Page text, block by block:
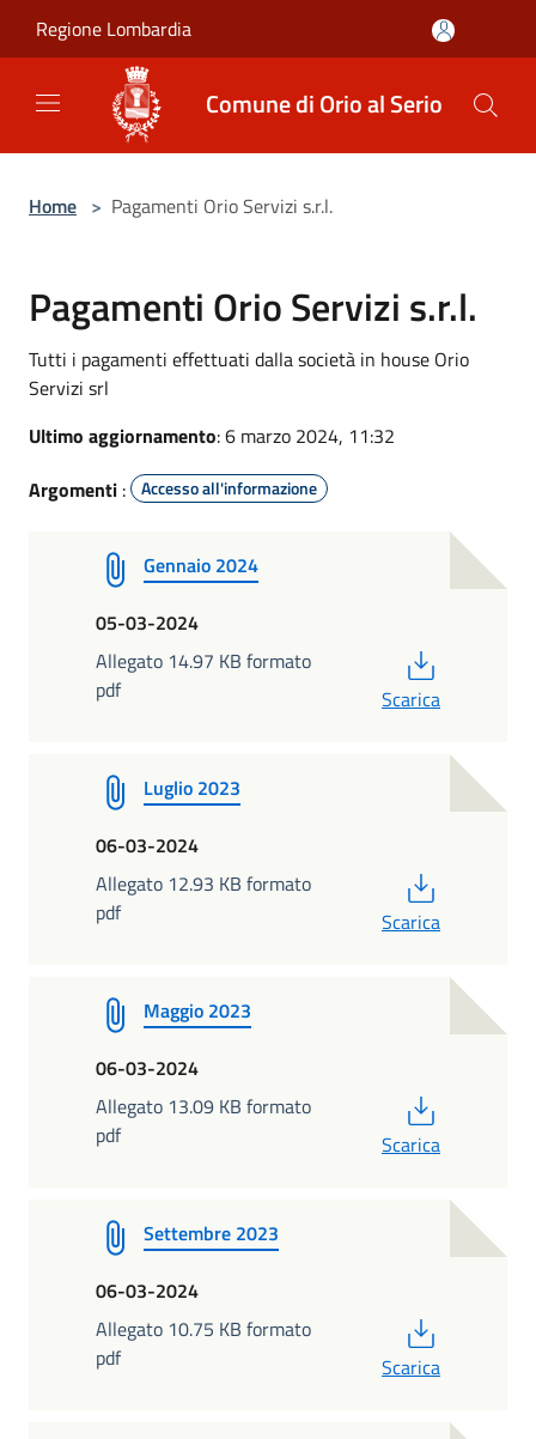
Regione Lombardia
Comune di Orio al Serio
Home > Pagamenti Orio Servizi s.r.l.
Pagamenti Orio Servizi s.r.l.
Tutti i pagamenti effettuati dalla società in house Orio
Servizi srl
Ultimo aggiornamento: 6 marzo 2024, 11:32
Argomenti : Accesso all'informazione
Gennaio 2024
05-03-2024
Allegato 14.97 KB formato
pdf
Scarica
Luglio 2023
06-03-2024
Allegato 12.93 KB formato
pdf
Scarica
Maggio 2023
06-03-2024
Allegato 13.09 KB formato
pdf
Scarica
Settembre 2023
06-03-2024
Allegato 10.75 KB formato
pdf
Scarica